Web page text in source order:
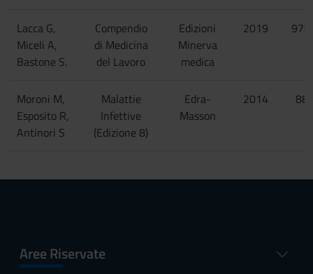
Lacca G,
Miceli A,
Bastone S.
Compendio
di Medicina
del Lavoro
Edizioni
Minerva
medica
2019
Moroni M,
Esposito R,
Antinori S
Malattie
Infettive
(Edizione 8)
Edra-
Masson
2014
Aree Riservate